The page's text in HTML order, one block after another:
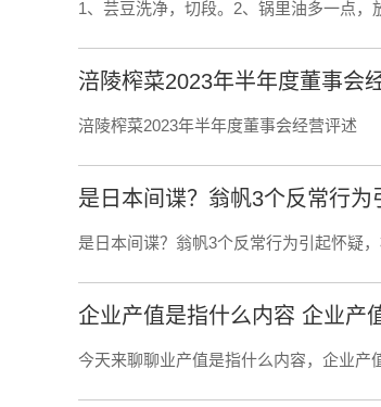
1、芸豆洗净，切段。2、锅里油多一点，
涪陵榨菜2023年半年度董事会
涪陵榨菜2023年半年度董事会经营评述
是日本间谍？翁帆3个反常行
是日本间谍？翁帆3个反常行为引起怀疑
企业产值是指什么内容 企业产
今天来聊聊业产值是指什么内容，企业产